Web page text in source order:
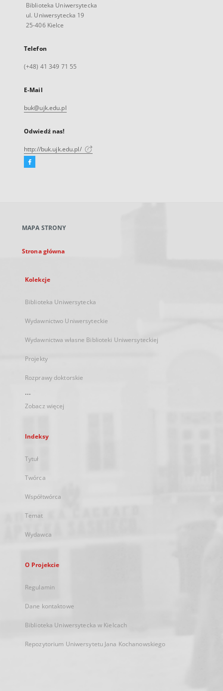
Biblioteka Uniwersytecka
ul. Uniwersytecka 19
25-406 Kielce
Telefon
(+48) 41 349 71 55
E-Mail
buk@ujk.edu.pl
Odwiedź nas!
http://buk.ujk.edu.pl/
Facebook
karcie
MAPA STRONY
Strona główna
Kolekcje
Biblioteka Uniwersytecka
Wydawnictwo Uniwersyteckie
Wydawnictwa własne Biblioteki Uniwersyteckiej
Projekty
Rozprawy doktorskie
...
Zobacz więcej
Indeksy
Tytuł
Twórca
Współtwórca
Temat
Wydawca
O Projekcie
Regulamin
Dane kontaktowe
Biblioteka Uniwersytecka w Kielcach
Repozytorium Uniwersytetu Jana Kochanowskiego